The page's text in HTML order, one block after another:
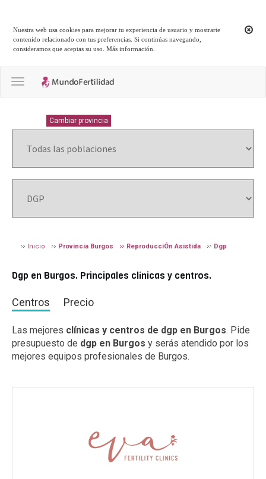
Nuestra web usa cookies para mejorar tu experiencia de usuario y mostrarte
contenido relacionado con tus preferencias. Si continúas navegando,
consideramos que aceptas su uso.Más información
Toggle navigation
Cambiar provincia
Inicio Provincia Burgos ReproducciÓn Asistida Dgp
Dgp en Burgos. Principales clínicas y centros.
Centros Precio
Las mejores clínicas y centros de dgp en Burgos. Pide
presupuesto de dgp en Burgos y serás atendido por los
mejores equipos profesionales de Burgos.